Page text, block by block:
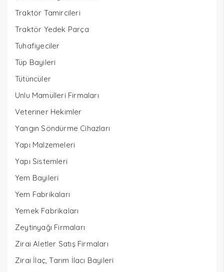
Traktör Tamircileri
Traktör Yedek Parça
Tuhafiyeciler
Tüp Bayileri
Tütüncüler
Unlu Mamülleri Firmaları
Veteriner Hekimler
Yangın Söndürme Cihazları
Yapı Malzemeleri
Yapı Sistemleri
Yem Bayileri
Yem Fabrikaları
Yemek Fabrikaları
Zeytinyağı Firmaları
Zirai Aletler Satış Firmaları
Zirai İlaç, Tarım İlacı Bayileri